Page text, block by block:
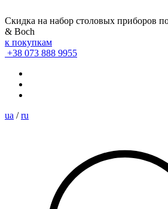
Скидка на набор столовых приборов
& Boch
к покупкам
+38 073 888 9955
ua / ru